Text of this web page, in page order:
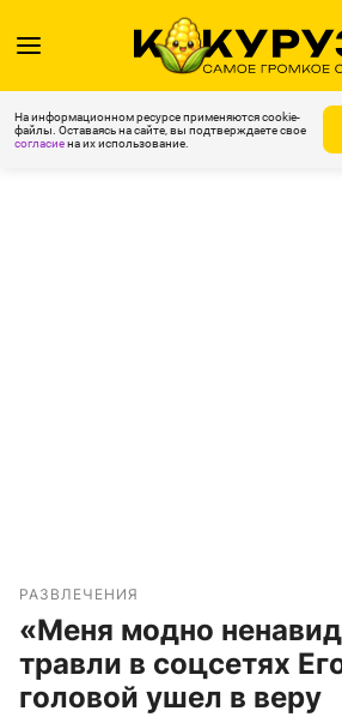
На информационном ресурсе применяются cookie-
файлы. Оставаясь на сайте, вы подтверждаете свое
согласиена их использование.
РАЗВЛЕЧЕНИЯ
«Меня модно
травли в соцсетях
головой ушел в веру